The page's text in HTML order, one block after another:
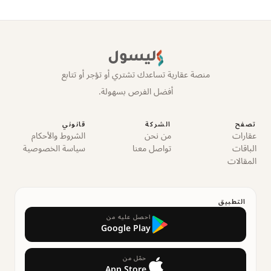
ليسول
منصة عقارية تساعدك تشتري أو تؤجر أو تتابع
أفضل الفرص بسهولة.
تصفح
عقارات
الباقات
المقالات
الشركة
من نحن
تواصل معنا
قانوني
الشروط والأحكام
سياسة الخصوصية
التطبيق
احصل عليه من
Google Play
حمّل من